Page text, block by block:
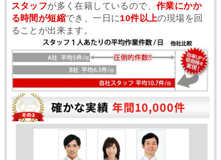
スタッフが多く在籍しているので、作業にかか
る時間が短縮でき、一日に10件以上の現場を回
ることが出来ます。